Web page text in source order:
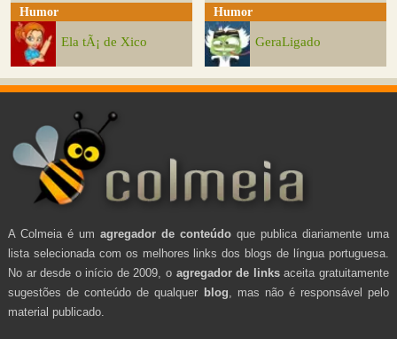
Humor
Ela tÃ¡ de Xico
Humor
GeraLigado
A Colmeia é um agregador de conteúdo que publica diariamente uma
lista selecionada com os melhores links dos blogs de língua portuguesa.
No ar desde o início de 2009, o agregador de linksaceita gratuitamente
sugestões de conteúdo de qualquer blog , mas não é responsável pelo
material publicado.